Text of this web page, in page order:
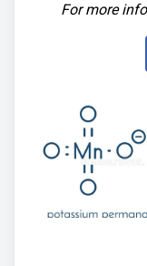
For more